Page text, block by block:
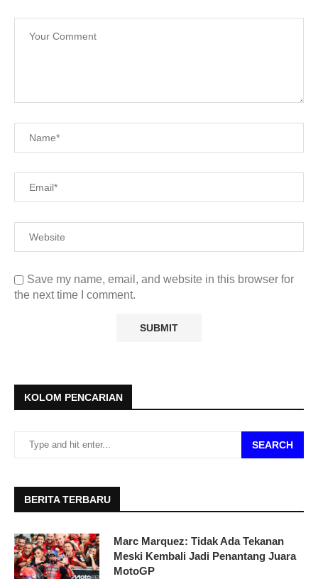
Save my name, email, and website in this browser for
the next time I comment.
KOLOM PENCARIAN
SEARCH
BERITA TERBARU
Marc Marquez: Tidak Ada Tekanan
Meski Kembali Jadi Penantang Juara
MotoGP